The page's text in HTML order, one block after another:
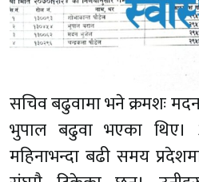
सचिव बढुवामा भने क्रमशः
भुपाल बढुवा भएका
महिनाभन्दा बढी समय